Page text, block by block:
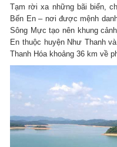
Tạm rời xa những bãi biển,
Bến En – nơi được mệnh
Sông Mực tạo nên khung
En thuộc huyện Như Thanh
Thanh Hóa khoảng 36 km về